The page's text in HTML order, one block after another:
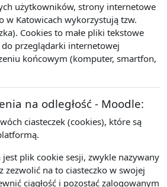
użytkowników, strony internetowe
w Katowicach wykorzystują tzw.
Cookies to małe pliki tekstowe
do przeglądarki internetowej
końcowym (komputer, smartfon,
na odległość - Moodle:
ciasteczek (cookies), które są
plik cookie sesji, zwykle nazywany
zezwolić na to ciasteczko w swojej
ciągłość i pozostać zalogowanym